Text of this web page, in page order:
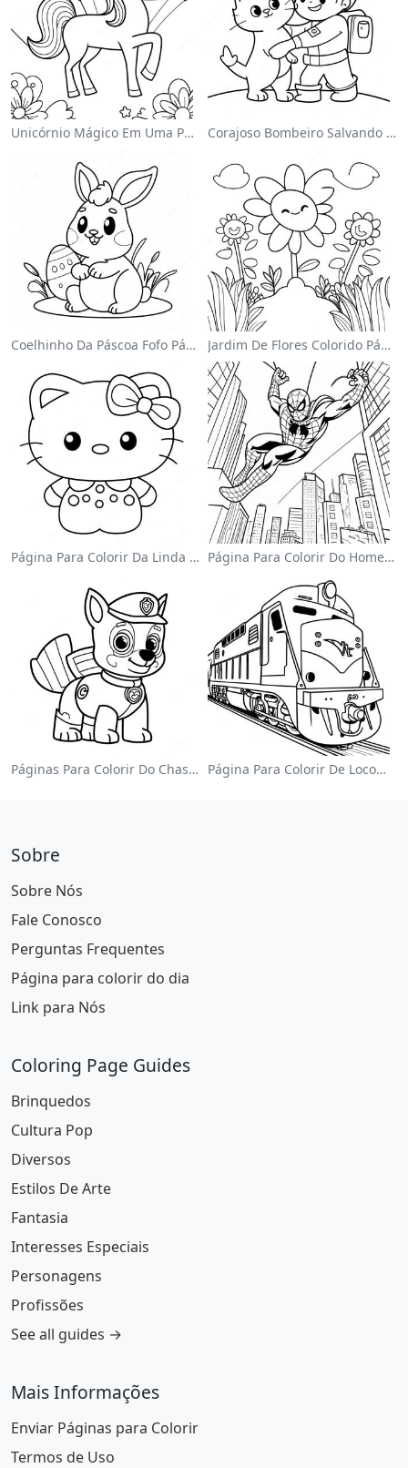
Unicórnio Mágico Em Uma Página Para Colorir Arco-Íris Corajoso Bombeiro Salvando Um Gato Página Para Colorir
Coelhinho Da Páscoa Fofo Página Para Colorir Jardim De Flores Colorido Página Para Colorir
Página Para Colorir Da Linda Hello Kitty Com Laço Página Para Colorir Do Homem-Aranha Balançando Pela Cidade
Páginas Para Colorir Do Chase Da Patrulha Canina Página Para Colorir De Locomotiva Colorida
Sobre
Sobre Nós
Fale Conosco
Perguntas Frequentes
Página para colorir do dia
Link para Nós
Coloring Page Guides
Brinquedos
Cultura Pop
Diversos
Estilos De Arte
Fantasia
Interesses Especiais
Personagens
Profissões
See all guides →
Mais Informações
Enviar Páginas para Colorir
Termos de Uso